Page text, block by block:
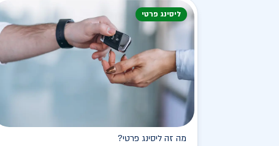
ליסינג פרטי
מה זה ליסינג פרטי?